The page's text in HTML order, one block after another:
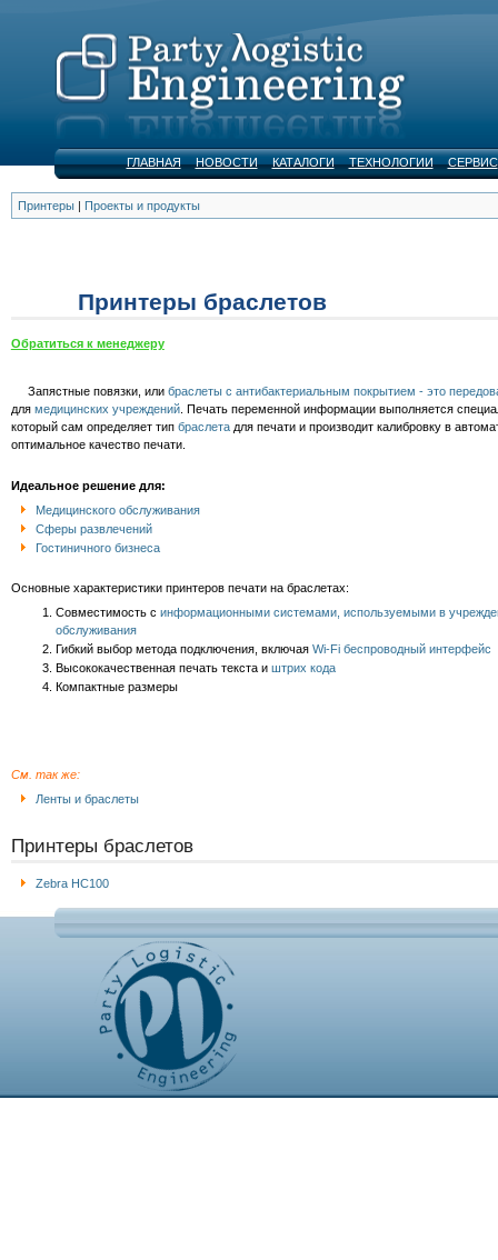
ГЛАВНАЯ НОВОСТИ КАТАЛОГИ ТЕХНОЛОГИИ СЕРВИС
Принтеры| Проекты и продукты
Принтеры браслетов
Обратиться к менеджеру
Запястные повязки, или браслеты с антибактериальным покрытием - это
для медицинских учреждений. Печать переменной информации выполняется
который сам определяет тип браслетадля печати и производит калибровку в
оптимальное качество печати.
Идеальное решение для:
Медицинского обслуживания
Сферы развлечений
Гостиничного бизнеса
Основные характеристики принтеров печати на браслетах:
Совместимость синформационными системами, используемыми в
обслуживания
Гибкий выбор метода подключения, включаяWi-Fi беспроводный интерфейс
Высококачественная печать текста иштрих кода
Компактные размеры
См. так же:
Ленты и браслеты
Принтеры браслетов
Zebra HC100